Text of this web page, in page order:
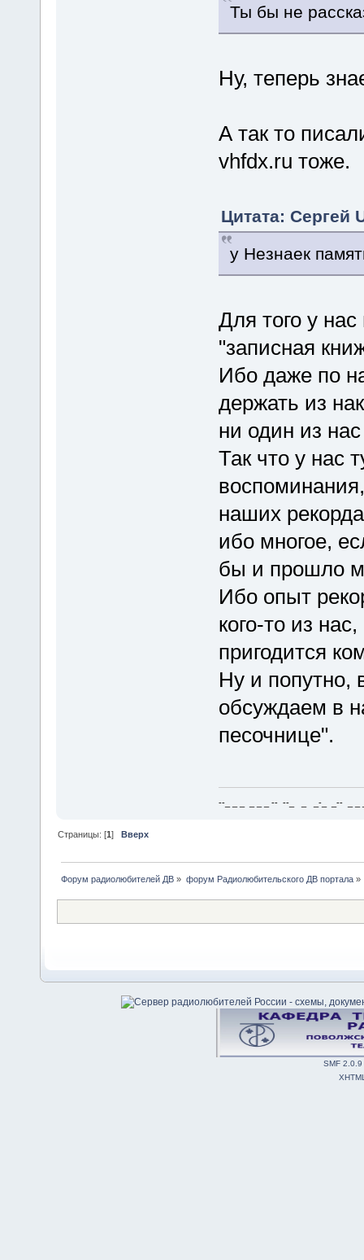
Ты бы не
Ну, теперь
А так то
vhfdx.ru тоже.
Цитата: Сергей
у Незнаек
Для того у
"записная
Ибо даже по
держать из
ни один из
Так что у нас
наших
ибо многое,
бы и прошло
Ибо опыт
кого-то из
пригодится
Ну и попутно,
обсуждаем в
песочнице".
--_ _ _ _ _ _ -- --_ _ _-_ _-- _ _
Страницы: [1]Вверх
Форум радиолюбителей ДВ » форум Радиолюбительского ДВ портала»
SMF 2.0.9